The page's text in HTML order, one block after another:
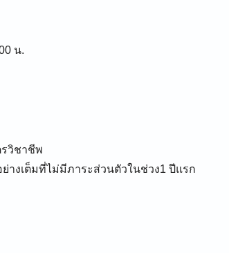
น.
วิชาชีพ
างเต็มที่ไม่มีภาระส่วนตัวในช่วง1 ปีแรก